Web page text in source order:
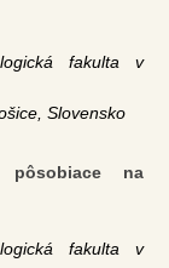
fakulta v
Slovensko
pôsobiace na
fakulta v